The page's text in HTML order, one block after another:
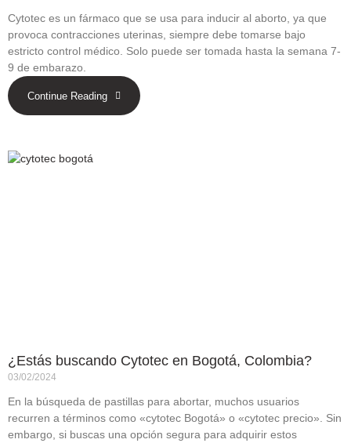
Cytotec es un fármaco que se usa para inducir al aborto, ya que
provoca contracciones uterinas, siempre debe tomarse bajo
estricto control médico. Solo puede ser tomada hasta la semana 7-
9 de embarazo.
Continue Reading
¿Estás buscando Cytotec en Bogotá, Colombia?
03/02/2024
En la búsqueda de pastillas para abortar, muchos usuarios
recurren a términos como «cytotec Bogotá» o «cytotec precio». Sin
embargo, si buscas una opción segura para adquirir estos